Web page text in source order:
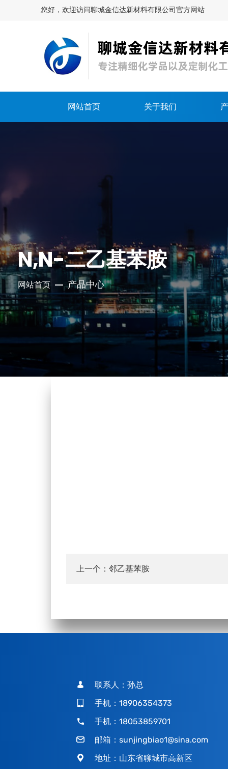
您好，欢迎访问聊城金信达新材料有限公司官方网站
网站首页 关于我们
N,N-二乙基苯胺
网站首页 产品中心
上一个： 邻乙基苯胺
联系人：孙总
手机：18906354373
手机：18053859701
邮箱： sunjingbiao1@sina.com
地址：山东省聊城市高新区